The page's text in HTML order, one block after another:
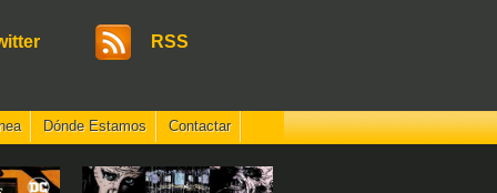
RSS
Dónde Estamos Contactar